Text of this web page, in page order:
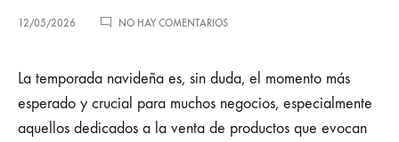
12/05/2026 NO HAY COMENTARIOSEN
DE
LA
NAVIDAD:
ESTRATEGIAS
CLAVE
La temporada navideña es, sin duda, el momento más
esperado y crucial para muchos negocios, especialmente
aquellos dedicados a la venta de productos que evocan